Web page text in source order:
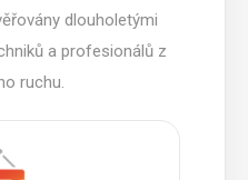
dlouholetými
a profesionálů z
ruchu.